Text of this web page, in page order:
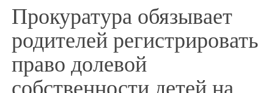
Прокуратура обязывает
родителей регистрировать
право долевой
собственности детей на